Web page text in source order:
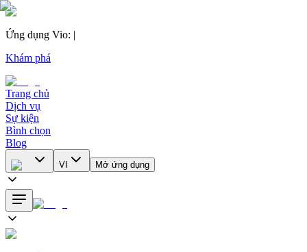
Ứng dụng Vio: |
Khám phá
Trang chủ
Dịch vụ
Sự kiện
Bình chọn
Blog
VI Mở ứng dụng